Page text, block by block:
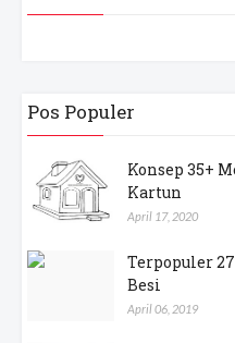
Pos Populer
Konsep 35+
Kartun
April 17, 2020
Terpopuler
Besi
April 06, 2019